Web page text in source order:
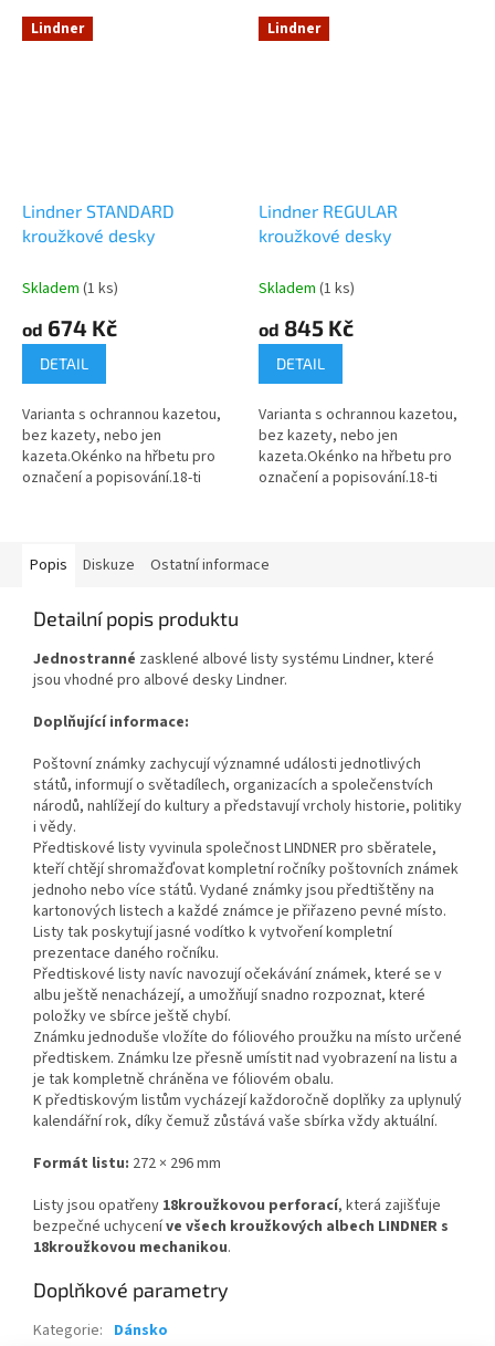
Lindner
Lindner STANDARD
kroužkové desky
Skladem (1 ks)
od 674 Kč
DETAIL
Varianta s ochrannou kazetou,
bez kazety, nebo jen
kazeta.Okénko na hřbetu pro
označení a popisování.18-ti
Lindner
Lindner REGULAR
kroužkové desky
Skladem (1 ks)
od 845 Kč
DETAIL
Varianta s ochrannou kazetou,
bez kazety, nebo jen
kazeta.Okénko na hřbetu pro
označení a popisování.18-ti
Popis
Diskuze Ostatní informace
Detailní popis produktu
Jednostranné zasklené albové listy systému Lindner, které
jsou vhodné pro albové desky Lindner.
Doplňující informace:
Poštovní známky zachycují významné události jednotlivých
států, informují o světadílech, organizacích a společenstvích
národů, nahlížejí do kultury a představují vrcholy historie, politiky
i vědy.
Předtiskové listy vyvinula společnost LINDNER pro sběratele,
kteří chtějí shromažďovat kompletní ročníky poštovních známek
jednoho nebo více států. Vydané známky jsou předtištěny na
kartonových listech a každé známce je přiřazeno pevné místo.
Listy tak poskytují jasné vodítko k vytvoření kompletní
prezentace daného ročníku.
Předtiskové listy navíc navozují očekávání známek, které se v
albu ještě nenacházejí, a umožňují snadno rozpoznat, které
položky ve sbírce ještě chybí.
Známku jednoduše vložíte do fóliového proužku na místo určené
předtiskem. Známku lze přesně umístit nad vyobrazení na listu a
je tak kompletně chráněna ve fóliovém obalu.
K předtiskovým listům vycházejí každoročně doplňky za uplynulý
kalendářní rok, díky čemuž zůstává vaše sbírka vždy aktuální.
Formát listu: 272 × 296 mm
Listy jsou opatřeny 18kroužkovou perforací, která zajišťuje
bezpečné uchyceníve všech kroužkových albech LINDNER s
18kroužkovou mechanikou.
Doplňkové parametry
Kategorie: Dánsko